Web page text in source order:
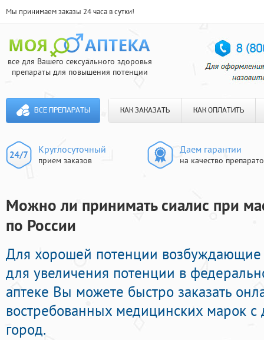
Мы принимаем заказы 24 часа в сутки!
все для Вашего сексуального здоровья
препараты для повышения потенции
ВСЕ ПРЕПАРАТЫ КАК ЗАКАЗАТЬ КАК ОПЛАТИТЬ
Круглосуточный
прием заказов
Даем гарантии
на качество
Можно ли принимать сиалис при
по России
Для хорошей потенции возбуждающие
для увеличения потенции в
аптеке Вы можете быстро заказать
востребованных медицинских марок с
город.